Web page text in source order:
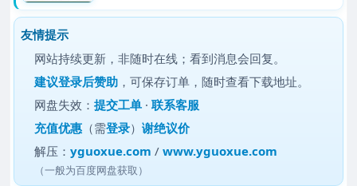
友情提示
网站持续更新，非随时在线；看到消息会回复。
建议登录后赞助 ，可保存订单，随时查看下载地址。
网盘失效：提交工单 ·联系客服
充值优惠 （需登录）谢绝议价
解压：yguoxue.com /www.yguoxue.com
（一般为百度网盘获取）